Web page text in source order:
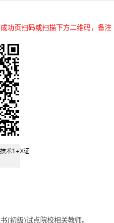
功页扫码或扫描下方二维码，备
(初级)试点院校相关教师。